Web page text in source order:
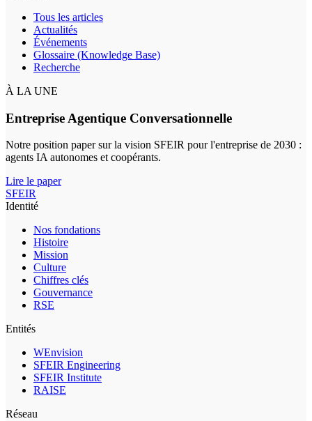
Tous les articles
Actualités
Événements
Glossaire (Knowledge Base)
Recherche
À LA UNE
Entreprise Agentique Conversationnelle
Notre position paper sur la vision SFEIR pour l'entreprise de 2030 :
agents IA autonomes et coopérants.
Lire le paper
SFEIR
Identité
Nos fondations
Histoire
Mission
Culture
Chiffres clés
Gouvernance
RSE
Entités
WEnvision
SFEIR Engineering
SFEIR Institute
RAISE
Réseau